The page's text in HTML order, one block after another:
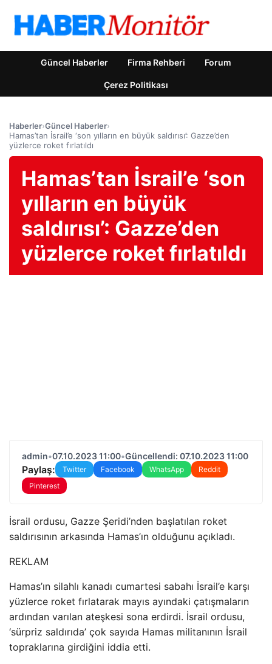
Güncel Haberler Firma Rehberi Forum
Çerez Politikası
Haberler›Güncel Haberler›
Hamas’tan İsrail’e ‘son yılların en büyük saldırısı’: Gazze’den
yüzlerce roket fırlatıldı
Hamas’tan İsrail’e ‘son
yılların en büyük
saldırısı’: Gazze’den
yüzlerce roket fırlatıldı
admin•07.10.2023 11:00•Güncellendi: 07.10.2023 11:00
Paylaş: Twitter Facebook WhatsApp
Reddit
Pinterest
İsrail ordusu, Gazze Şeridi’nden başlatılan roket
saldırısının arkasında Hamas’ın olduğunu açıkladı.
REKLAM
Hamas’ın silahlı kanadı cumartesi sabahı İsrail’e karşı
yüzlerce roket fırlatarak mayıs ayındaki çatışmaların
ardından varılan ateşkesi sona erdirdi. İsrail ordusu,
‘sürpriz saldırıda’ çok sayıda Hamas militanının İsrail
topraklarına girdiğini iddia etti.